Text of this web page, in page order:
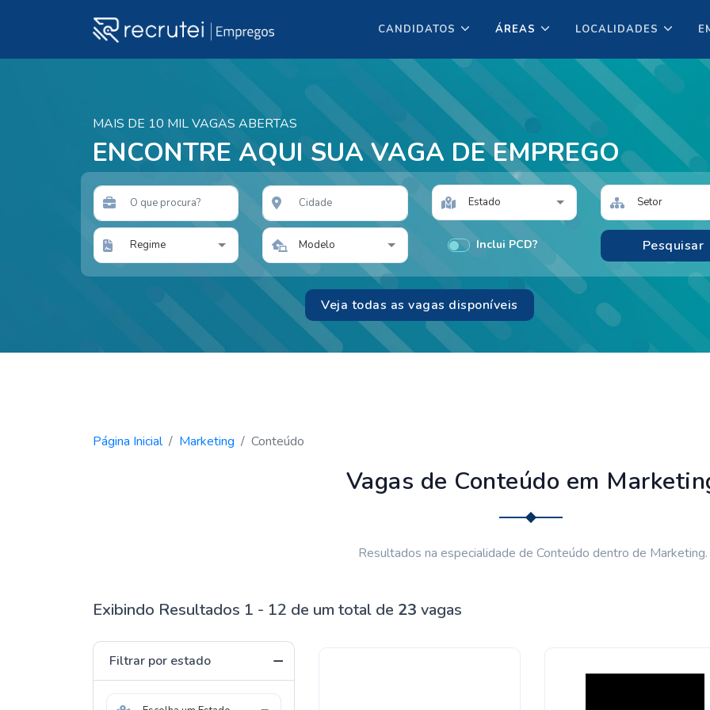
CANDIDATOS ÁREAS LOCALIDADES
MAIS DE 10 MIL VAGAS ABERTAS
ENCONTRE AQUI SUA VAGA DE EMPREGO
Estado Setor
Regime Modelo Inclui PCD?
Veja todas as vagas disponíveis
Página Inicial Marketing Conteúdo
Vagas de Conteúdo em
Resultados na especialidade de Conteúdo dentro de Marketing.
Exibindo Resultados 1 - 12 de um total de 23 vagas
Filtrar por estado